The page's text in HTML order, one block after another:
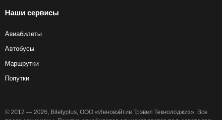
Наши сервисы
Авиабилеты
Автобусы
Маршрутки
Попутки
© 2012 — 2026, Biletyplus, ООО «Инновэйтив Трэвел Текнолоджиз». Все